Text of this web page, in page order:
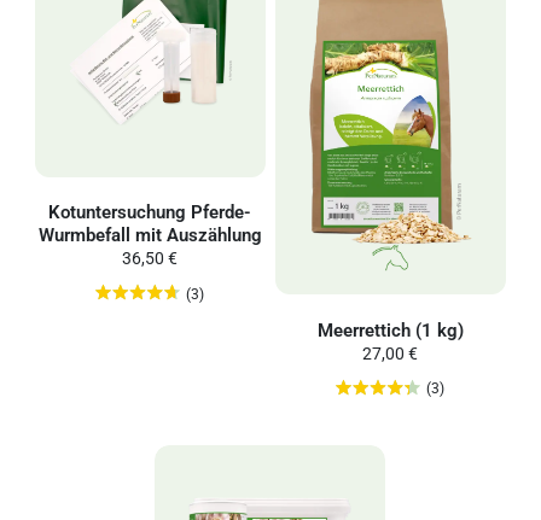
Kotuntersuchung Pferde-
Wurmbefall mit Auszählung
36,50 €
(3)
Meerrettich (1 kg)
27,00 €
(3)